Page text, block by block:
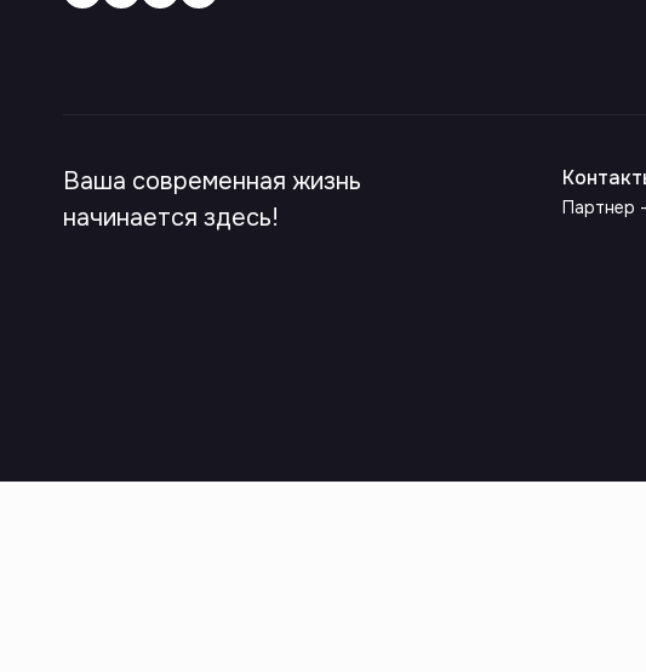
Ваша современная жизнь
начинается здесь!
Партнер